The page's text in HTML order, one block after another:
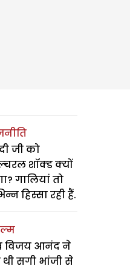
जी को
शॉक्ड क्यों
गालियां तो
हिस्सा रही हैं.
विजय आनंद ने
सगी भांजी से